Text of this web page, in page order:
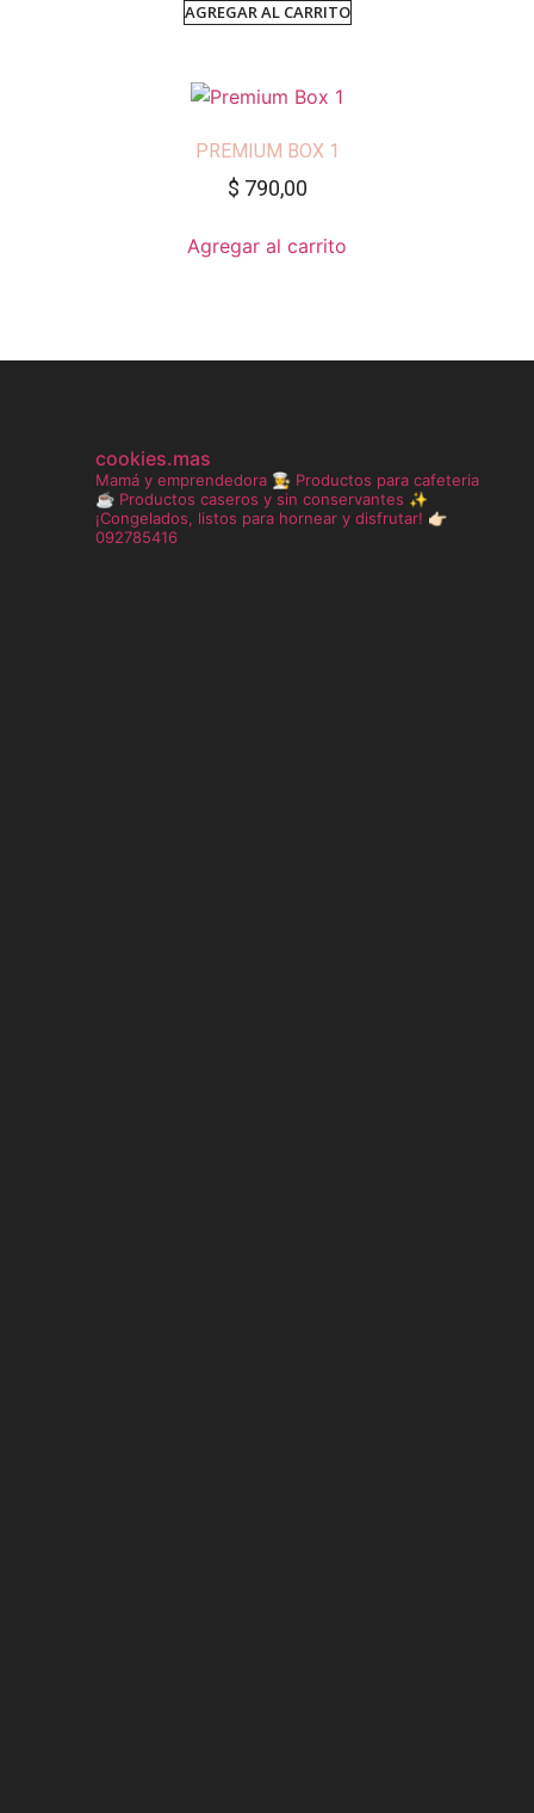
AGREGAR AL CARRITO
PREMIUM BOX 1
$ 790,00
Agregar al carrito
cookies.mas
Mamá y emprendedora 👩‍🍳 Productos para cafeteria
☕️ Productos caseros y sin conservantes ✨
¡Congelados, listos para hornear y disfrutar! 👉🏻
092785416